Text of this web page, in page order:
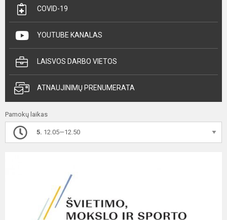
COVID-19
YOUTUBE KANALAS
LAISVOS DARBO VIETOS
ATNAUJINIMŲ PRENUMERATA
Pamokų laikas
5. 12.05—12.50